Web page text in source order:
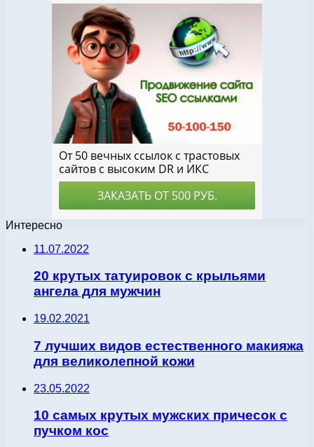
Интересно
11.07.2022
20 крутых татуировок с крыльями
ангела для мужчин
19.02.2021
7 лучших видов естественного макияжа
для великолепной кожи
23.05.2022
10 самых крутых мужских причесок с
пучком кос